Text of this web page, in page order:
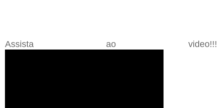
Assista ao video!!!